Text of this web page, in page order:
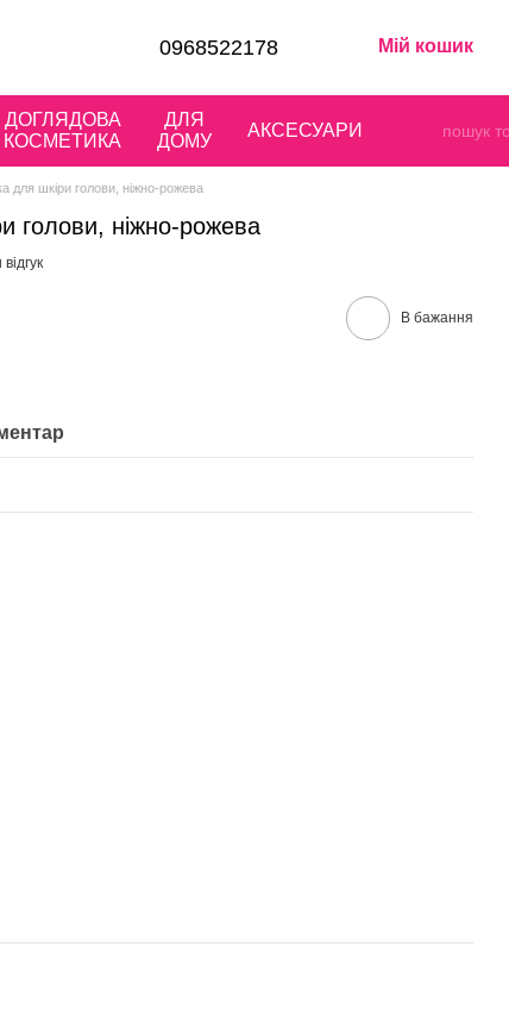
0968522178 Мій кошик
ДОГЛЯДОВА
КОСМЕТИКА
ДЛЯ
ДОМУ
АКСЕСУАРИ
для шкіри голови, ніжно-рожева
голови, ніжно-рожева
В бажання